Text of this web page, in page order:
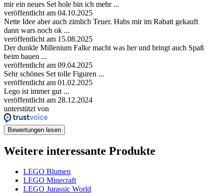
mir ein neues Set hole bin ich mehr ...
veröffentlicht am 04.10.2025
Nette Idee aber auch zimlich Teuer. Habs mir im Rabatt gekauft
dann wars noch ok ...
veröffentlicht am 15.08.2025
Der dunkle Millenium Falke macht was her und bringt auch Spaß
beim bauen ...
veröffentlicht am 09.04.2025
Sehr schönes Set tolle Figuren ...
veröffentlicht am 01.02.2025
Lego ist immer gut ...
veröffentlicht am 28.12.2024
unterstützt von
Bewertungen lesen
Weitere interessante Produkte
LEGO Blumen
LEGO Minecraft
LEGO Jurassic World